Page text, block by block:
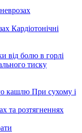
Кардіотонічні
від болю в горлі
тиску
кашлю При сухому і
та розтягненнях